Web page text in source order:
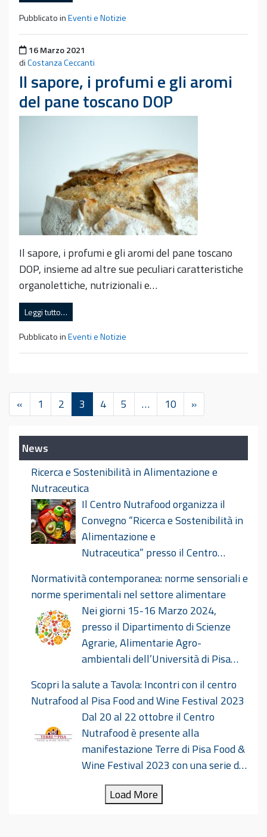
Pubblicato inEventi e Notizie
Pubblicato il
16 Marzo 2021
diCostanza Ceccanti
Il sapore, i profumi e gli aromi
del pane toscano DOP
Il sapore, i profumi e gli aromi del pane toscano
DOP, insieme ad altre sue peculiari caratteristiche
organolettiche, nutrizionali e…
Leggi tutto…
Pubblicato inEventi e Notizie
« 1 2 3 4 5 … 10 »
News
Ricerca e Sostenibilità in Alimentazione e
Nutraceutica
Il Centro Nutrafood organizza il
Convegno “Ricerca e Sostenibilità in
Alimentazione e
Nutraceutica” presso il Centro
2024. Ricerca E Sostenibilità In Alimentazione E
Nutraceutica Def
Normatività contemporanea: norme sensoriali e
norme sperimentali nel settore alimentare
Nei giorni 15-16 Marzo 2024,
presso il Dipartimento di Scienze
Agrarie, Alimentarie Agro-
ambientali dell’Università di Pisa
contemporanea: norme sensoriali e norme
sperimentali nel settore alimentare”
nell’ambito del Nutridialogo. Norme sensoriali e
sperimentali_15-16 marzo 2024.pdf
Scopri la salute a Tavola: Incontri con il centro
Nutrafood al Pisa Food and Wine Festival 2023
Dal 20 al 22 ottobre il Centro
Nutrafood è presente alla
manifestazione Terre di Pisa Food &
Wine Festival 2023 con una serie di
iniziative dal titolo “Scopri la salute a Tavola”.
Durante tutta la durata della manifestazione
Load More